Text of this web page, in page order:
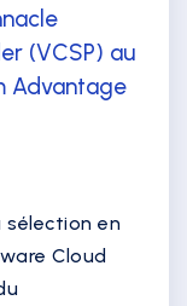
(VCSP) au
Advantage
sélection en
Cloud